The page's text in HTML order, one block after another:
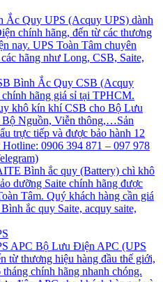
Ắc Quy UPS (Acquy UPS) dành
chính hãng, đến từ các thương
nay. UPS Toàn Tâm chuyên
hãng như Long, CSB, Saite,
Bình Ắc Quy CSB (Acquy
hãng giá sỉ tại TPHCM.
khô kín khí CSB cho Bộ Lưu
Nguồn, Viễn thông,…Sản
trực tiếp và được bảo hành 12
0906 394 871 – 097 978
Bình ắc quy (Battery) chì khô
dưỡng Saite chính hãng được
Tâm. Quý khách hàng cần giá
ắc quy Saite, acquy saite,
APC Bộ Lưu Điện APC (UPS
từ thương hiệu hàng đầu thế giới,
chính hãng nhanh chóng.